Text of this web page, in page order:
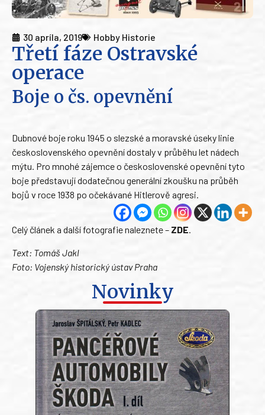
30 apríla, 2019 Hobby Historie
Třetí fáze Ostravské
operace
Boje o čs. opevnění
Dubnové boje roku 1945 o slezské a moravské úseky linie
českosloven­ského opevnění dostaly v průběhu let nádech
mýtu. Pro mnohé zájemce o československé opevnění tyto
boje představují dodatečnou generální zkoušku na průběh
bojů v roce 1938 po očekávané Hitlerově agresi.
Celý článek a další fotografie naleznete – ZDE.
Text: Tomáš Jakl
Foto: Vojenský historický ústav Praha
Novinky